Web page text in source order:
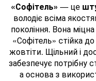
«Софітель» — це
володіє всіма
покоління. Вона
«Софітель» стійка
жовтіти. Щільний і
забезпечує потрібну
а основа з